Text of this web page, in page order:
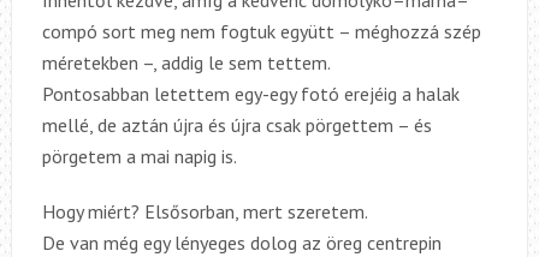
compó sort meg nem fogtuk együtt – méghozzá szép
méretekben –, addig le sem tettem.
Pontosabban letettem egy-egy fotó erejéig a halak
mellé, de aztán újra és újra csak pörgettem – és
pörgetem a mai napig is.
Hogy miért? Elsősorban, mert szeretem.
De van még egy lényeges dolog az öreg centrepin